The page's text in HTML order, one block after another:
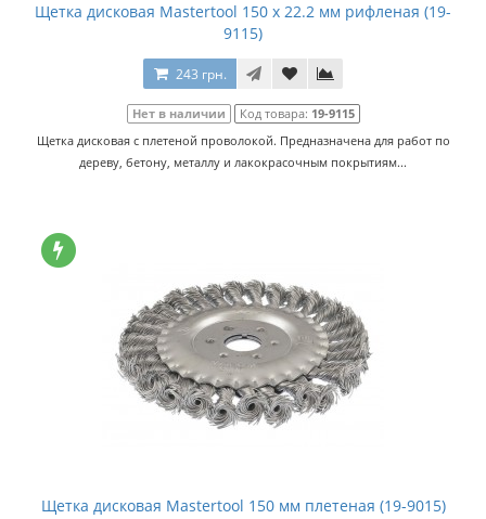
Щетка дисковая Mastertool 150 x 22.2 мм рифленая (19-
9115)
243 грн.
Нет в наличии Код товара: 19-9115
Щетка дисковая с плетеной проволокой. Предназначена для работ по
дереву, бетону, металлу и лакокрасочным покрытиям...
Щетка дисковая Mastertool 150 мм плетеная (19-9015)